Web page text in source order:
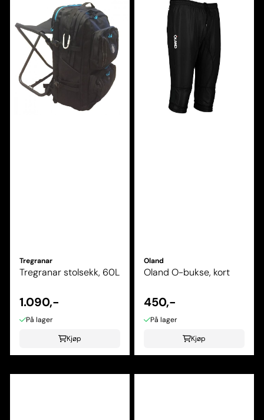
Tregranar
Tregranar stolsekk, 60L
1.090,-
På lager
Kjøp
Oland
Oland O-bukse, kort
450,-
På lager
Kjøp